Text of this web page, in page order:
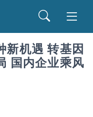
新机遇 转基因
国内企业乘风